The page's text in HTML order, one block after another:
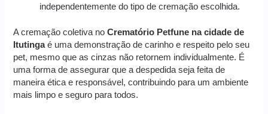
independentemente do tipo de cremação escolhida.
A cremação coletiva noCrematório Petfune na cidade de
Itutingaé uma demonstração de carinho e respeito pelo seu
pet, mesmo que as cinzas não retornem individualmente. É
uma forma de assegurar que a despedida seja feita de
maneira ética e responsável, contribuindo para um ambiente
mais limpo e seguro para todos.